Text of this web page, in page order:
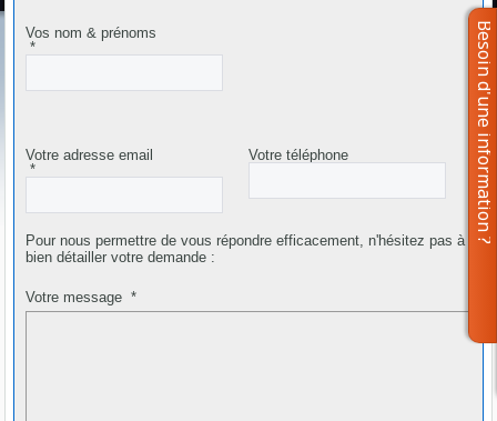
Vos nom & prénoms
*
Votre adresse email
*
Votre téléphone
Pour nous permettre de vous répondre efficacement, n'hésitez pas à
bien détailler votre demande :
Votre message*